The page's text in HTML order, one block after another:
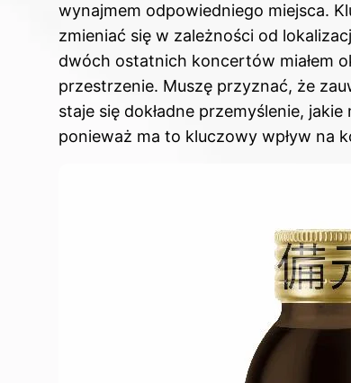
wynajmem odpowiedniego miejsca.
zmieniać się w zależności od
dwóch ostatnich koncertów miałem
przestrzenie. Muszę przyznać, że
staje się dokładne przemyślenie,
ponieważ ma to kluczowy wpływ na